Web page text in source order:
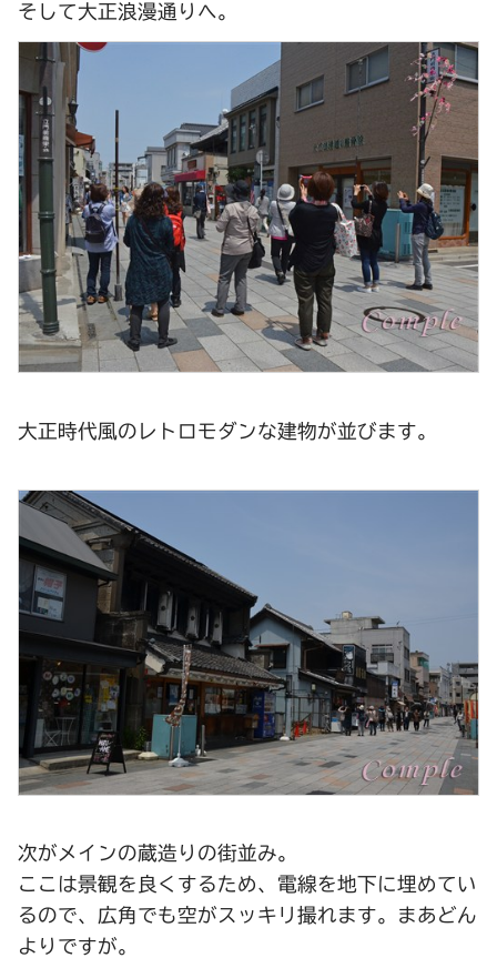
そして大正浪漫通りへ。
大正時代風のレトロモダンな建物が並びます。
次がメインの蔵造りの街並み。
ここは景観を良くするため、電線を地下に埋めてい
るので、広角でも空がスッキリ撮れます。まあどん
よりですが。